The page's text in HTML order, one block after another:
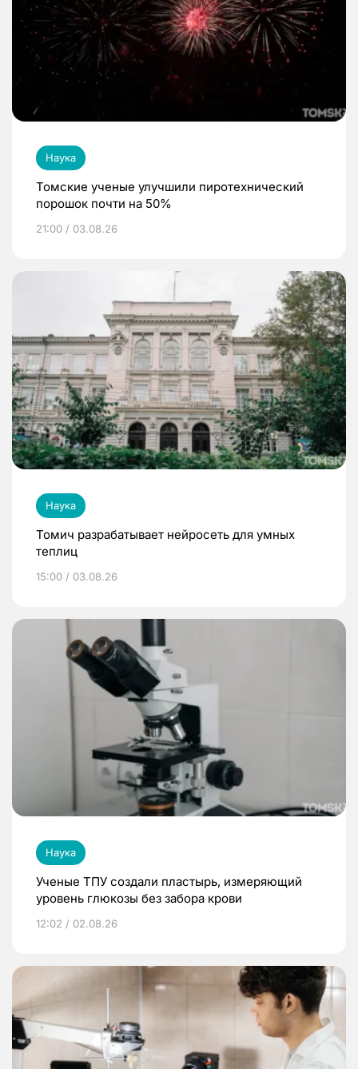
Наука
Томские ученые улучшили пиротехнический
порошок почти на 50%
21:00 / 03.08.26
Наука
Томич разрабатывает нейросеть для умных
теплиц
15:00 / 03.08.26
Наука
Ученые ТПУ создали пластырь, измеряющий
уровень глюкозы без забора крови
12:02 / 02.08.26